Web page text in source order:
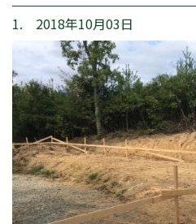
1. 2018年10月03日